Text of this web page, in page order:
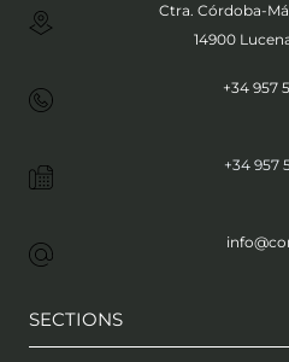
Ctra. Córdoba-
14900
+34 957
+34 957
SECTIONS